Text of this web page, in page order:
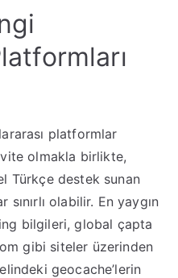
platformlar
olmakla birlikte,
Türkçe destek sunan
olabilir. En yaygın
bilgileri, global çapta
gibi siteler üzerinden
geocache’lerin